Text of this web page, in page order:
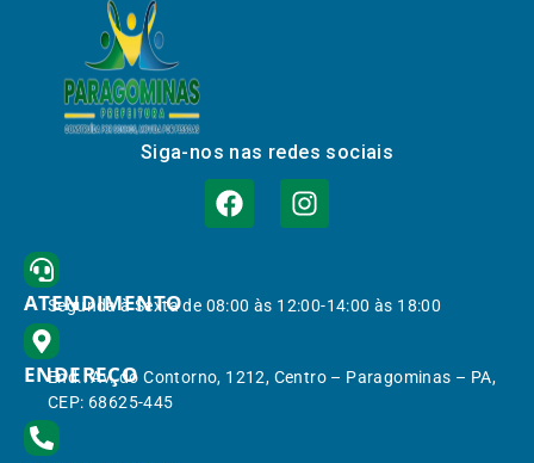
Siga-nos nas redes sociais
ATENDIMENTO
Segunda à Sexta de 08:00 às 12:00-14:00 às 18:00
ENDEREÇO
End.: Av. do Contorno, 1212, Centro – Paragominas – PA,
CEP: 68625-445